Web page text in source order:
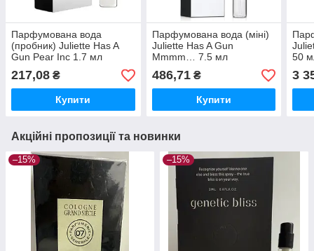
Парфумована вода
(пробник) Juliette Has A
Gun Pear Inc 1.7 мл
217,08 ₴
Купити
Парфумована вода (міні)
Juliette Has A Gun
Mmmm… 7.5 мл
486,71₴
Купити
50
3
Акційні пропозиції та новинки
–15% –15%